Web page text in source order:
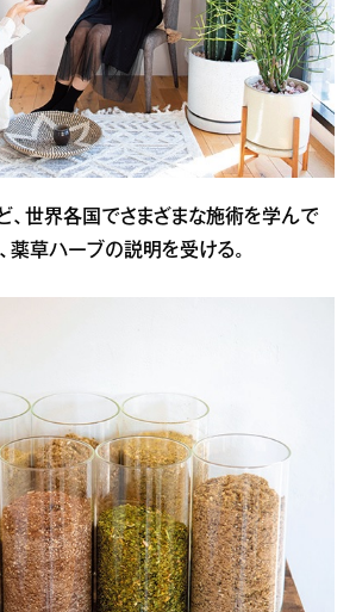
、世界各国でさまざまな施術を学んで
薬草ハーブの説明を受ける。